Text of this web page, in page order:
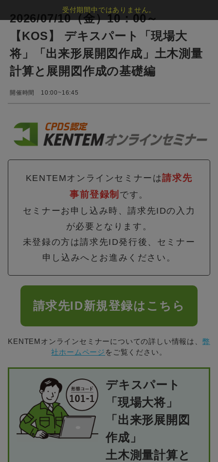
2026/07/10（金）10：00～
【KOS】 デキスパート「現場大
将」「出来形展開図作成」土木測量
計算と展開図作成の基礎編
開催時間 10:00~16:45
KENTEMオンラインセミナーは請求先
事前登録制 です。
セミナーお申し込み時、請求先IDの入力
が必要となります。
未登録の方は請求先ID発行後、セミナー
申し込みへとお進みください。
請求先ID新規登録はこちら
KENTEMオンラインセミナーについての詳しい情報は、 弊
社ホームページ をご覧ください。
デキスパート
「現場大将」
「出来形展開図
作成」
土木測量計算と
受付期間中ではありません。